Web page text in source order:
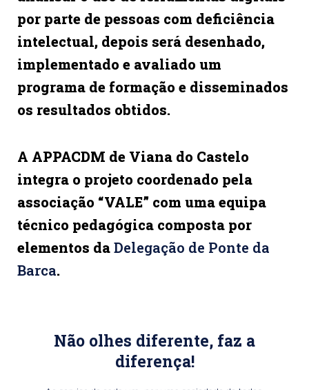
por parte de pessoas com deficiência
intelectual, depois será desenhado,
implementado e avaliado um
programa de formação e disseminados
os resultados obtidos.
A APPACDM de Viana do Castelo
integra o projeto coordenado pela
associação “VALE” com uma equipa
técnico pedagógica composta por
elementos daDelegação de Ponte da
Barca.
Não olhes diferente, faz a
diferença!